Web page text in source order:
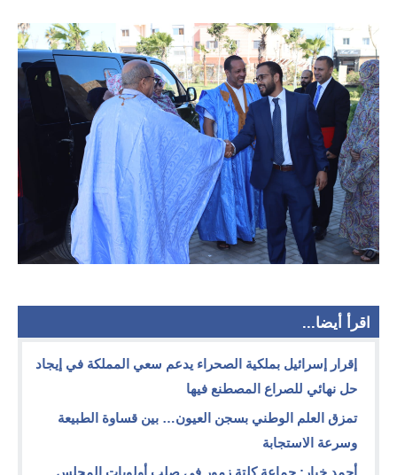
اقرأ أيضا...
إقرار إسرائيل بملكية الصحراء يدعم سعي المملكة في إيجاد
حل نهائي للصراع المصطنع فيها
تمزق العلم الوطني بسجن العيون… بين قساوة الطبيعة
وسرعة الاستجابة
أحمد خيار: جماعة كلتة زمور في صلب أولويات المجلس